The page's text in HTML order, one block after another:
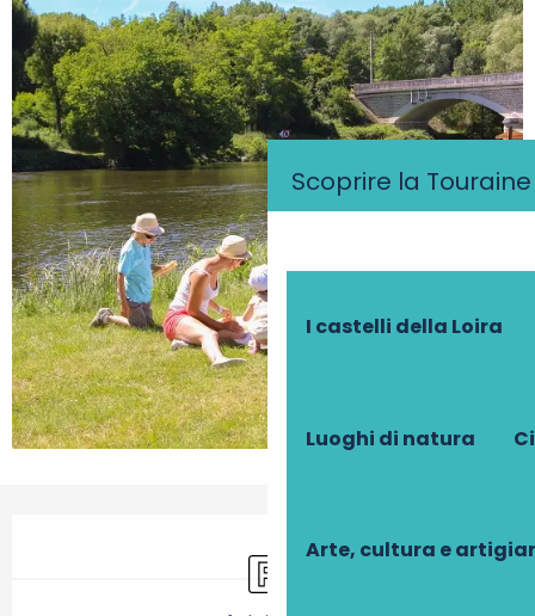
Scoprire la Touraine
I castelli della Loira
Luoghi di natura
Arte, cultura e
Parcheggio